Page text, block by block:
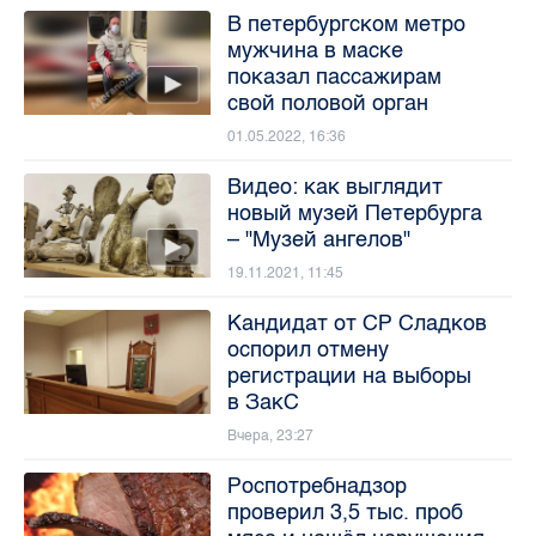
В петербургском метро
мужчина в маске
показал пассажирам
свой половой орган
01.05.2022, 16:36
Видео: как выглядит
новый музей Петербурга
– "Музей ангелов"
19.11.2021, 11:45
Кандидат от СР Сладков
оспорил отмену
регистрации на выборы
в ЗакС
Вчера, 23:27
Роспотребнадзор
проверил 3,5 тыс. проб